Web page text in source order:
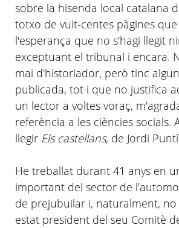
sobre la hisenda local catalana
totxo de vuit-centes pàgines
l'esperança que no s'hagi llegit
exceptuant el tribunal i encara.
mai d'historiador, però tinc
publicada, tot i que no justifica
un lector a voltes voraç,
referència a les ciències socials.
llegir Els castellans, de Jordi Puntí
He treballat durant 41 anys en
important del sector de
de prejubuilar i, naturalment, no
estat president del seu Comitè